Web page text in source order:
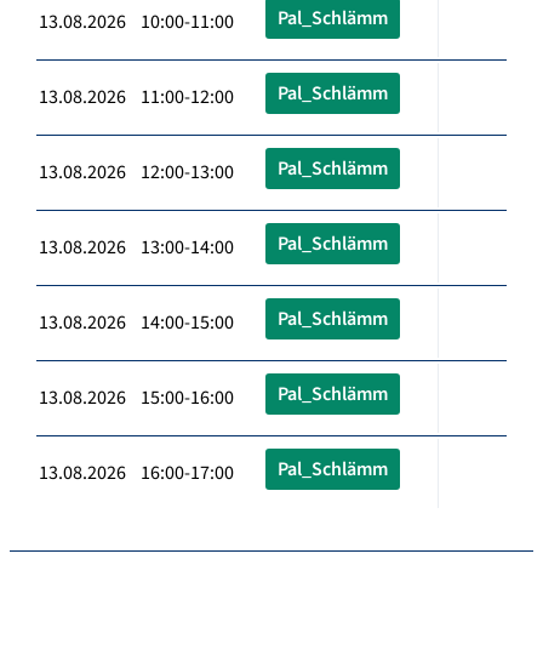
13.08.2026 10:00-11:00 Pal_Schlämm
13.08.2026 11:00-12:00 Pal_Schlämm
13.08.2026 12:00-13:00 Pal_Schlämm
13.08.2026 13:00-14:00 Pal_Schlämm
13.08.2026 14:00-15:00 Pal_Schlämm
13.08.2026 15:00-16:00 Pal_Schlämm
13.08.2026 16:00-17:00 Pal_Schlämm